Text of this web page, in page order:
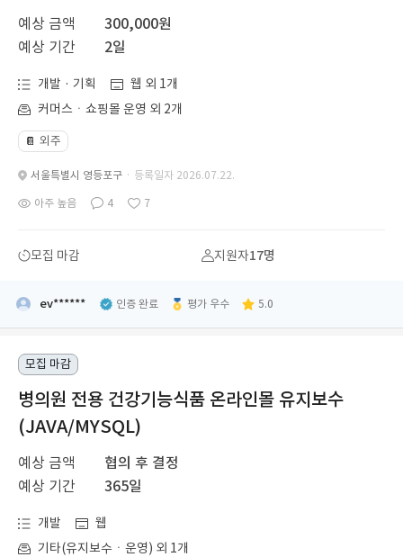
예상 금액
300,000원
예상 기간
2일
개발 · 기획
웹 외 1개
커머스ㆍ쇼핑몰 운영 외 2개
📔 외주
서울특별시 영등포구 · 등록일자 2026.07.22.
아주 높음 4 7
모집 마감 지원자17명
ev****** 인증 완료 평가 우수 5.0
모집 마감
병의원 전용 건강기능식품 온라인몰 유지보수
(JAVA/MYSQL)
예상 금액
협의 후 결정
예상 기간
365일
개발
웹
기타(유지보수ㆍ운영) 외 1개